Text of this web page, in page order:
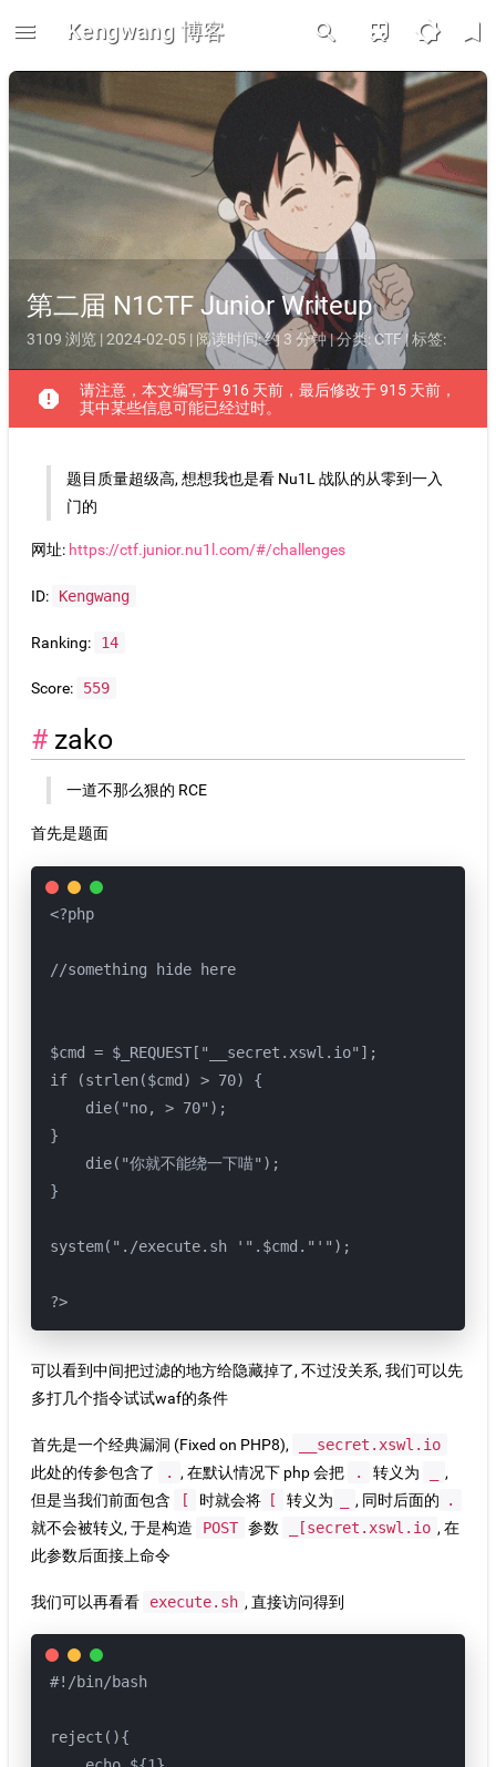
menu Kengwang 博客 search train brightness_5 bookmark
第二届 N1CTF Junior Writeup
3109 浏览 | 2024-02-05 | 阅读时间: 约 3 分钟 | 分类:CTF| 标签:
report
请注意，本文编写于 916 天前，最后修改于 915 天前，
其中某些信息可能已经过时。
题目质量超级高, 想想我也是看 Nu1L 战队的从零到一入
门的
网址: https://ctf.junior.nu1l.com/#/challenges
ID: Kengwang
Ranking: 14
Score: 559
zako
一道不那么狠的 RCE
首先是题面
<?php
//something hide here
$cmd = $_REQUEST["__secret.xswl.io"];
if (strlen($cmd) > 70) {
    die("no, > 70");
}
    die("你就不能绕一下喵");
}
system("./execute.sh '".$cmd."'");
?>
可以看到中间把过滤的地方给隐藏掉了, 不过没关系, 我们可以先
多打几个指令试试waf的条件
首先是一个经典漏洞 (Fixed on PHP8),
__secret.xswl.io
此处的传参包含了
. , 在默认情况下 php 会把 . 转义为
,
但是当我们前面包含
[ 时就会将 [ 转义为 , 同时后面的
.
就不会被转义, 于是构造
POST 参数 _[secret.xswl.io , 在
此参数后面接上命令
我们可以再看看 execute.sh , 直接访问得到
#!/bin/bash
reject(){